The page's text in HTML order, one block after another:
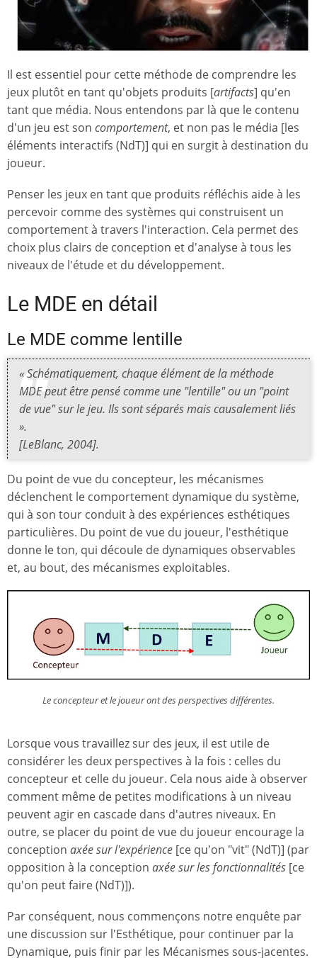
Il est essentiel pour cette méthode de comprendre les
jeux plutôt en tant qu'objets produits [artifacts] qu'en
tant que média. Nous entendons par là que le contenu
d'un jeu est son comportement, et non pas le média [les
éléments interactifs (NdT)] qui en surgit à destination du
joueur.
Penser les jeux en tant que produits réfléchis aide à les
percevoir comme des systèmes qui construisent un
comportement à travers l'interaction. Cela permet des
choix plus clairs de conception et d'analyse à tous les
niveaux de l'étude et du développement.
Le MDE en détail
Le MDE comme lentille
« Schématiquement, chaque élément de la méthode
MDE peut être pensé comme une "lentille" ou un "point
de vue" sur le jeu. Ils sont séparés mais causalement liés
».
[LeBlanc, 2004].
Du point de vue du concepteur, les mécanismes
déclenchent le comportement dynamique du système,
qui à son tour conduit à des expériences esthétiques
particulières. Du point de vue du joueur, l'esthétique
donne le ton, qui découle de dynamiques observables
et, au bout, des mécanismes exploitables.
Le concepteur et le joueur ont des perspectives différentes.
Lorsque vous travaillez sur des jeux, il est utile de
considérer les deux perspectives à la fois : celles du
concepteur et celle du joueur. Cela nous aide à observer
comment même de petites modifications à un niveau
peuvent agir en cascade dans d'autres niveaux. En
outre, se placer du point de vue du joueur encourage la
conception axée sur l'expérience [ce qu'on "vit" (NdT)] (par
opposition à la conception axée sur les fonctionnalités [ce
qu'on peut faire (NdT)]).
Par conséquent, nous commençons notre enquête par
une discussion sur l'Esthétique, pour continuer par la
Dynamique, puis finir par les Mécanismes sous-jacentes.